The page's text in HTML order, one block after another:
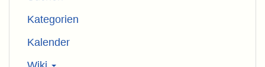
Kategorien
Kalender